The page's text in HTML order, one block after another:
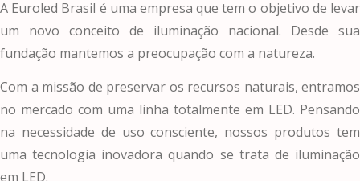
A Euroled Brasil é uma empresa que tem o objetivo de levar
um novo conceito de iluminação nacional. Desde sua
fundação mantemos a preocupação com a natureza.
Com a missão de preservar os recursos naturais, entramos
no mercado com uma linha totalmente em LED. Pensando
na necessidade de uso consciente, nossos produtos tem
uma tecnologia inovadora quando se trata de iluminação
em LED.